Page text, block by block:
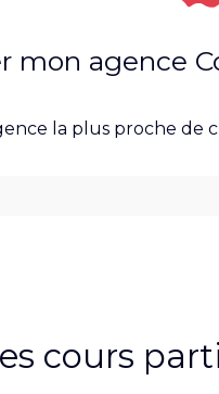
mon agence
la plus proche de
cours